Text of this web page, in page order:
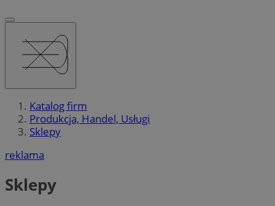
Katalog firm
Produkcja, Handel, Usługi
Sklepy
reklama
Sklepy